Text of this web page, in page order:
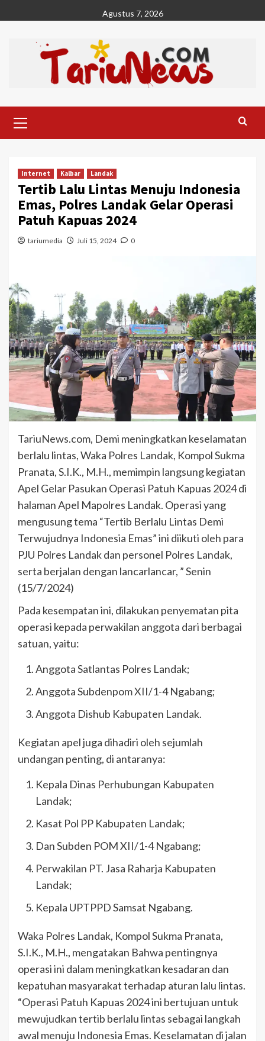
to
Agustus 7, 2026
Menu
Internet Kalbar Landak
Tertib Lalu Lintas Menuju Indonesia
Emas, Polres Landak Gelar Operasi
Patuh Kapuas 2024
tariumedia Juli 15, 2024 0
TariuNews.com, Demi meningkatkan keselamatan
berlalu lintas, Waka Polres Landak, Kompol Sukma
Pranata, S.I.K., M.H., memimpin langsung kegiatan
Apel Gelar Pasukan Operasi Patuh Kapuas 2024 di
halaman Apel Mapolres Landak. Operasi yang
mengusung tema “Tertib Berlalu Lintas Demi
Terwujudnya Indonesia Emas” ini diikuti oleh para
PJU Polres Landak dan personel Polres Landak,
serta berjalan dengan lancarlancar, ” Senin
(15/7/2024)
Pada kesempatan ini, dilakukan penyematan pita
operasi kepada perwakilan anggota dari berbagai
satuan, yaitu:
Anggota Satlantas Polres Landak;
Anggota Subdenpom XII/1-4 Ngabang;
Anggota Dishub Kabupaten Landak.
Kegiatan apel juga dihadiri oleh sejumlah
undangan penting, di antaranya:
Kepala Dinas Perhubungan Kabupaten
Landak;
Kasat Pol PP Kabupaten Landak;
Dan Subden POM XII/1-4 Ngabang;
Perwakilan PT. Jasa Raharja Kabupaten
Landak;
Kepala UPTPPD Samsat Ngabang.
Waka Polres Landak, Kompol Sukma Pranata,
S.I.K., M.H., mengatakan Bahwa pentingnya
operasi ini dalam meningkatkan kesadaran dan
kepatuhan masyarakat terhadap aturan lalu lintas.
“Operasi Patuh Kapuas 2024 ini bertujuan untuk
mewujudkan tertib berlalu lintas sebagai langkah
awal menuju Indonesia Emas. Keselamatan di jalan